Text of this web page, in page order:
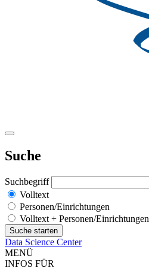
Suche
Suchbegriff
Volltext
Personen/Einrichtungen
Volltext + Personen/Einrichtungen
Data Science Center
MENÜ
INFOS FÜR